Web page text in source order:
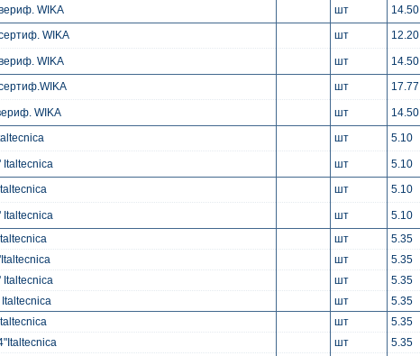
WIKA шт
14.50
WIKA шт 12.20
WIKA шт
14.50
шт 17.77
WIKA шт
14.50
шт 5.10
Italtecnica шт
5.10
шт 5.10
Italtecnica шт
5.10
шт
5.35
шт
5.35
Italtecnica шт
5.35
шт
5.35
шт
5.35
шт
5.35